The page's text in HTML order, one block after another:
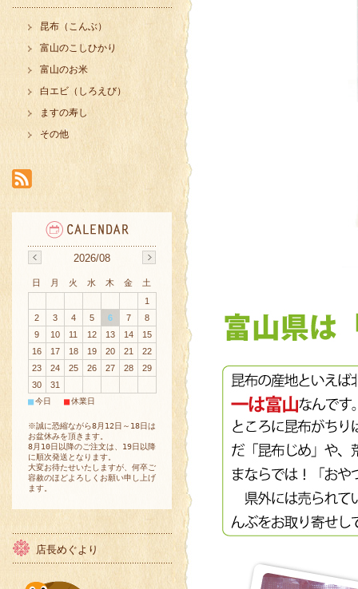
昆布（こんぶ）
富山のこしひかり
富山のお米
白エビ（しろえび）
ますの寿し
その他
2026/08
日 月 火 水 木 金
土
1
2
3 4 5 6 7
8
9
10 11 12 13 14
15
16
17 18 19 20 21
22
23
24 25 26 27 28
29
30
31
■今日 ■休業日
※誠に恐縮ながら8月12日～18日は
お盆休みを頂きます。
8月10日以降のご注文は、19日以降
に順次発送となります。
大変お待たせいたしますが、何卒ご
容赦のほどよろしくお願い申し上げ
ます。
店長めぐより